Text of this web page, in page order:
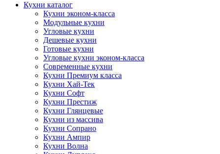
Кухни каталог
Кухни эконом-класса
Модульные кухни
Угловые кухни
Дешевые кухни
Готовые кухни
Угловые кухни эконом-класса
Современные кухни
Кухни Премиум класса
Кухни Хай-Тек
Кухни Софт
Кухни Престиж
Кухни Глянцевые
Кухни из массива
Кухни Сопрано
Кухни Ампир
Кухни Волна